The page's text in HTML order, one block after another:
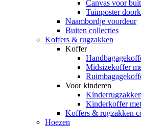
Canvas voor
Tuinposter
Naambordje voordeur
Buiten collecties
Koffers & rugzakken
Koffer
Midsizekoffer
Voor kinderen
Kinderrugzakken
Kinderkoffer
Koffers & rugzakken
Hoezen